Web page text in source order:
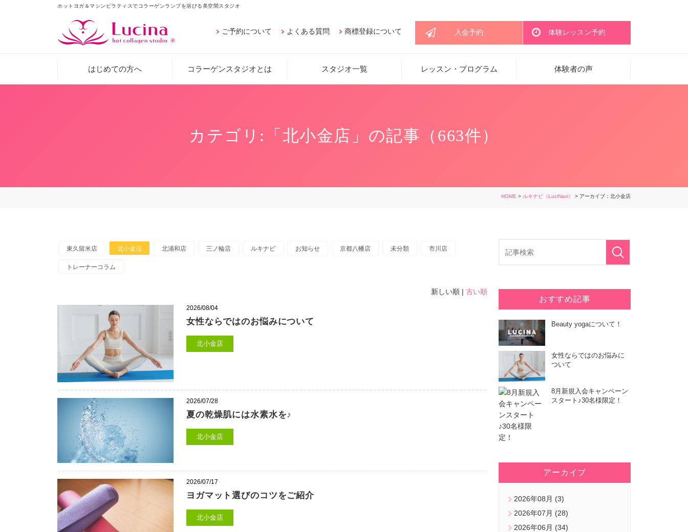
ホットヨガ＆マシンピラティスでコラーゲンランプを浴びる美空間スタジオ
入会予約 体験レッスン予約
ご予約について よくある質問 商標登録について
はじめての方へ コラーゲンスタジオとは スタジオ一覧 レッスン・プログラム 体験者の声
カテゴリ:「北小金店」の記事（663件）
HOME > ルキナビ（LuciNavi） > アーカイブ：北小金店
東久留米店 北小金店 北浦和店 三ノ輪店 ルキナビ お知らせ 京都八幡店 未分類 市川店
トレーナーコラム
新しい順 | 古い順
2026/08/04
女性ならではのお悩みについて
北小金店
2026/07/28
夏の乾燥肌には水素水を♪
北小金店
2026/07/17
ヨガマット選びのコツをご紹介
北小金店
おすすめ記事
Beauty yogaについて！
女性ならではのお悩みに
ついて
8月新規入会キャンペーン
スタート♪30名様限定！
アーカイブ
2026年08月 (3)
2026年07月 (28)
2026年06月 (34)